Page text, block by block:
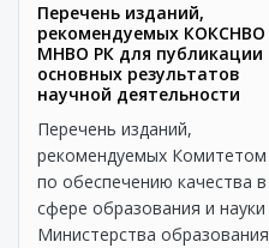
Перечень изданий,
рекомендуемых КОКСНВО
МНВО РК для публикации
основных результатов
научной деятельности
Перечень изданий,
рекомендуемых Комитетом
по обеспечению качества в
сфере образования и науки
Министерства образования